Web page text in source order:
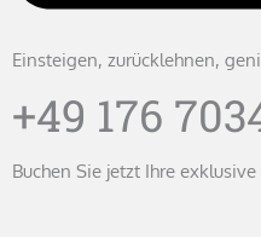
Einsteigen, zurücklehnen,
+49 176
Buchen Sie jetzt Ihre